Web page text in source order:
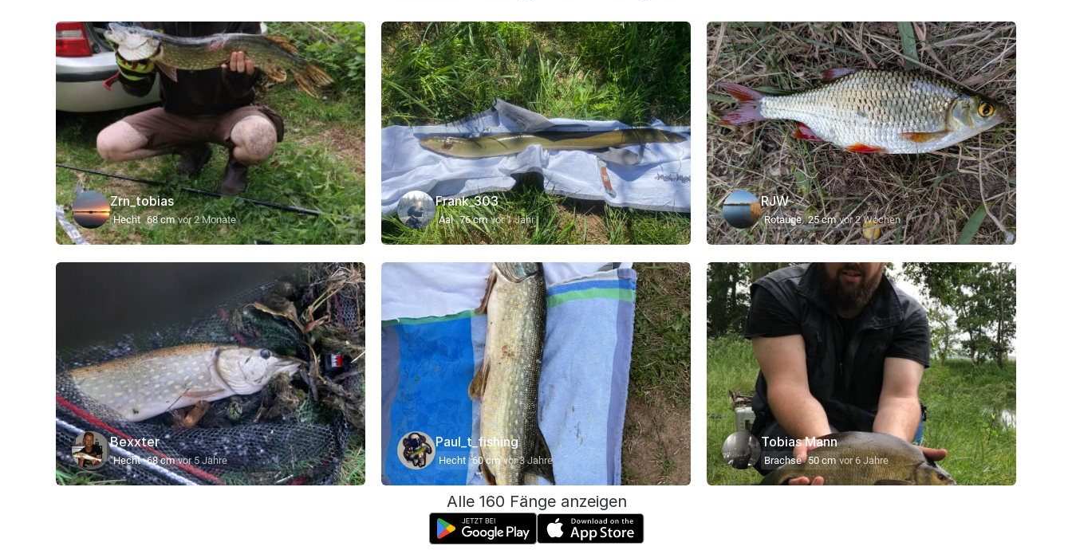
Zrn_tobias
Hecht 68 cm vor 2 Monate
Frank_303
Aal 76 cm vor 1 Jahr
RJW
Rotauge 25 cm vor 2 Wochen
Bexxter
Hecht 68 cm vor 5 Jahre
Paul_t_fishing
Hecht 60 cm vor 3 Jahre
Tobias Mann
Brachse 50 cm vor 6 Jahre
Alle 160 Fänge anzeigen